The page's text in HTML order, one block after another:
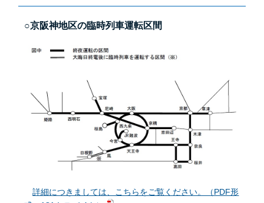
○京阪神地区の臨時列車運転区間
詳細につきましては、こちらをご覧ください。（PDF形